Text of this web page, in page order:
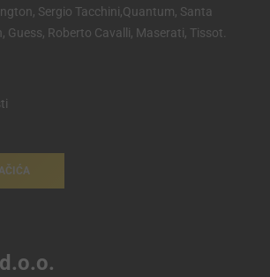
Sergio Tacchini,Quantum, Santa
Guess, Roberto Cavalli, Maserati, Tissot.